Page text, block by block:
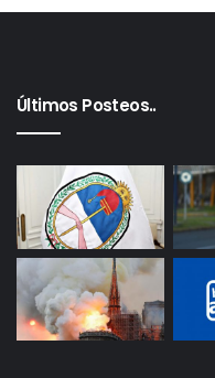
Últimos Posteos..